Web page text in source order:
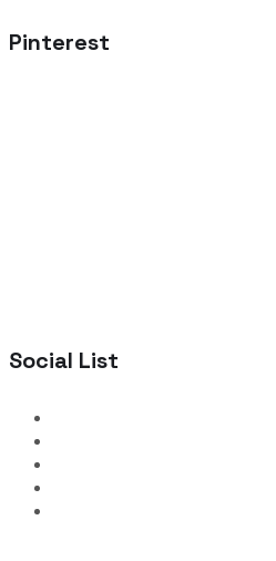
Pinterest
Social List